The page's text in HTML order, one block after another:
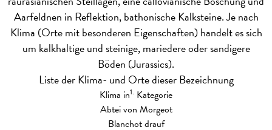
Aarfeldnen in Reflektion, bathonische Kalksteine. Je nach
Klima (Orte mit besonderen Eigenschaften) handelt es sich
um kalkhaltige und steinige, mariedere oder sandigere
Böden (Jurassics).
Liste der Klima- und Orte dieser Bezeichnung
Klima in1. Kategorie
Abtei von Morgeot
Blanchot drauf